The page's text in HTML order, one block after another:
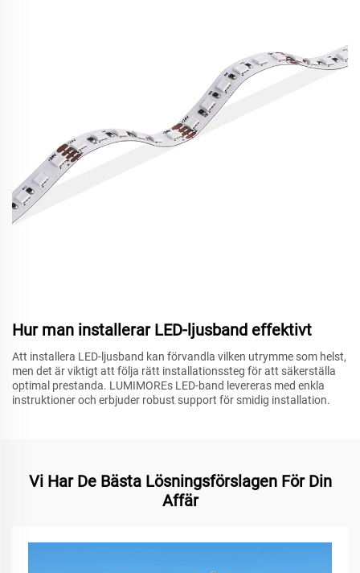
Hur man installerar LED-ljusband effektivt
Att installera LED-ljusband kan förvandla vilken utrymme som helst,
men det är viktigt att följa rätt installationssteg för att säkerställa
optimal prestanda. LUMIMOREs LED-band levereras med enkla
instruktioner och erbjuder robust support för smidig installation.
Vi Har De Bästa Lösningsförslagen För Din
Affär